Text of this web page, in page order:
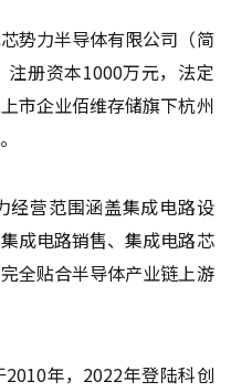
势力半导体有限公司（简
册资本1000万元，法定
市企业佰维存储旗下杭州
经营范围涵盖集成电路设
成电路销售、集成电路芯
全贴合半导体产业链上游
年，2022年登陆科创